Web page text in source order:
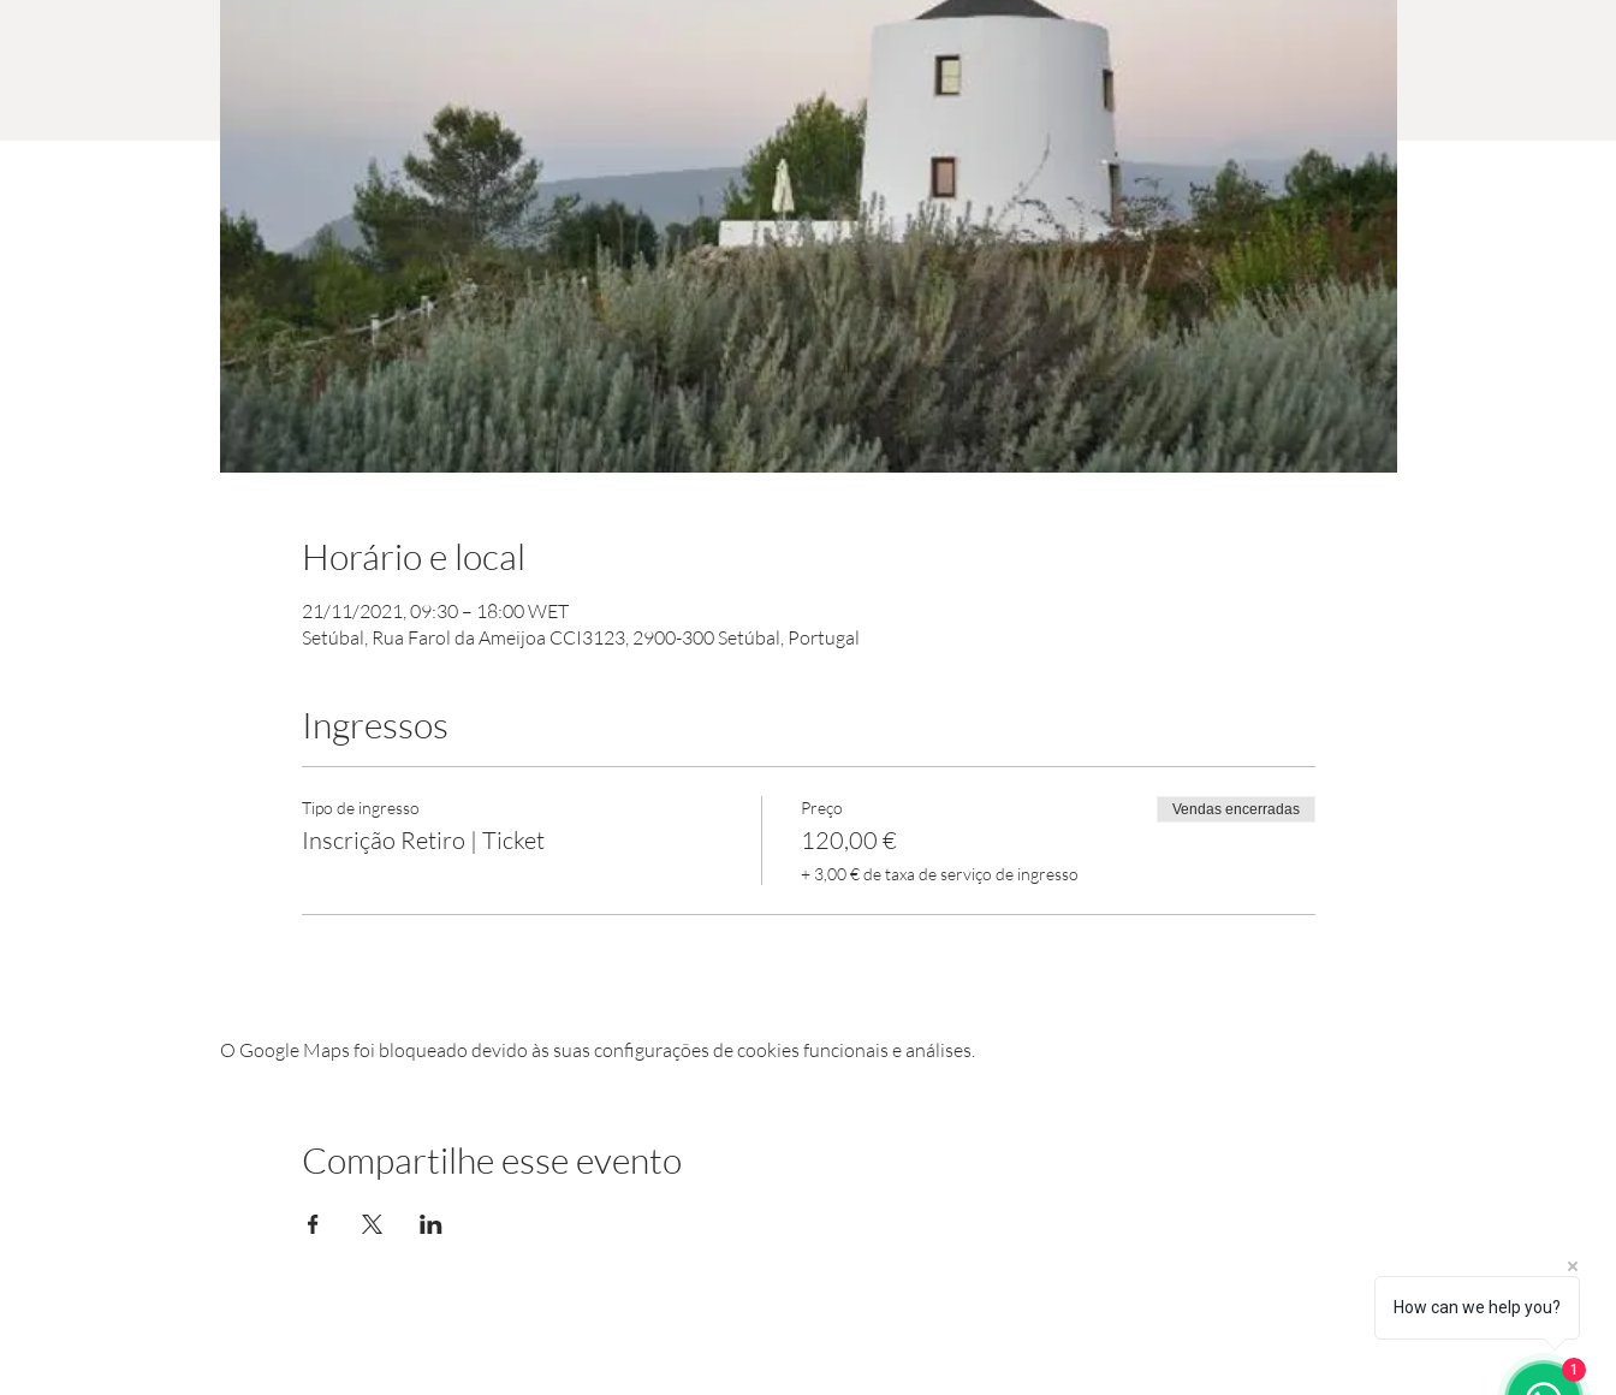
Horário e local
21/11/2021, 09:30 – 18:00 WET
Setúbal, Rua Farol da Ameijoa CCI3123, 2900-300 Setúbal, Portugal
Ingressos
Tipo de ingresso
Inscrição Retiro | Ticket
Preço
120,00 €
+ 3,00 € de taxa de serviço de ingresso
Vendas encerradas
O Google Maps foi bloqueado devido às suas configurações de cookies funcionais e análises.
Compartilhe esse evento
How can we help you?
1